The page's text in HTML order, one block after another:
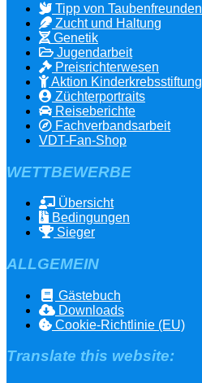
Tipp von Taubenfreunden
Zucht und Haltung
Genetik
Jugendarbeit
Preisrichterwesen
Aktion Kinderkrebsstiftung
Züchterportraits
Reiseberichte
Fachverbandsarbeit
VDT-Fan-Shop
WETTBEWERBE
Übersicht
Bedingungen
Sieger
ALLGEMEIN
Gästebuch
Downloads
Cookie-Richtlinie (EU)
Translate this website: